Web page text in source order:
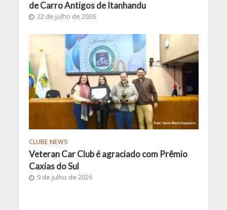
de Carro Antigos de Itanhandu
22 de julho de 2026
CLUBE NEWS
Veteran Car Club é agraciado com Prêmio
Caxias do Sul
9 de julho de 2026